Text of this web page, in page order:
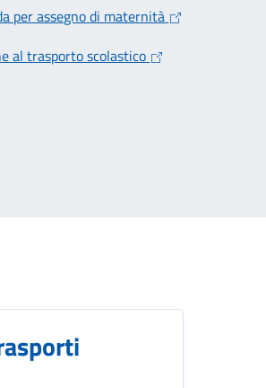
per assegno di maternità
al trasporto scolastico